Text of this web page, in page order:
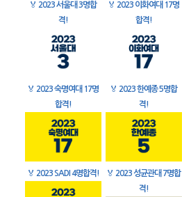
🏅 2023 서울대 3명합
격!
🏅 2023 이화여대 17명
합격!
🏅 2023 숙명여대 17명
합격!
🏅 2023 한예종 5명합
격!
🏅 2023 SADI 4명합격! 🏅 2023 성균관대 7명합
격!